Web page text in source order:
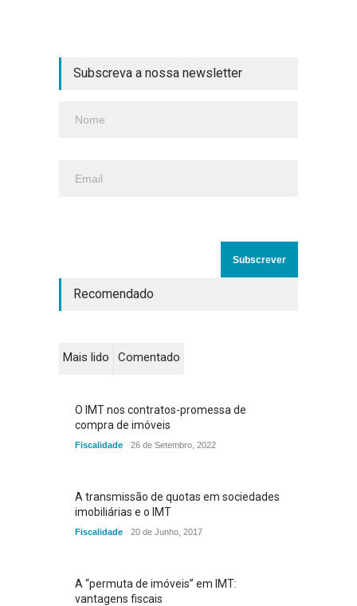
Subscreva a nossa newsletter
Recomendado
Mais lido Comentado
O IMT nos contratos-promessa de
compra de imóveis
Fiscalidade 26 de Setembro, 2022
A transmissão de quotas em sociedades
imobiliárias e o IMT
Fiscalidade 20 de Junho, 2017
A “permuta de imóveis” em IMT:
vantagens fiscais